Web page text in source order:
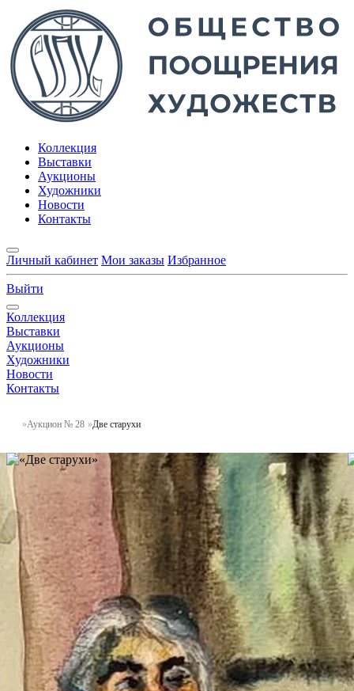
Коллекция
Выставки
Аукционы
Художники
Новости
Контакты
Личный кабинет Мои заказы Избранное
Выйти
Коллекция
Выставки
Аукционы
Художники
Новости
Контакты
Аукцион № 28 Две старухи